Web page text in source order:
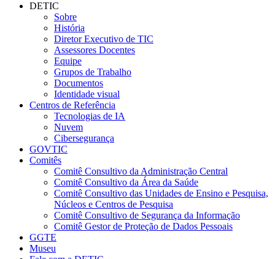
DETIC
Sobre
História
Diretor Executivo de TIC
Assessores Docentes
Equipe
Grupos de Trabalho
Documentos
Identidade visual
Centros de Referência
Tecnologias de IA
Nuvem
Cibersegurança
GOVTIC
Comitês
Comitê Consultivo da Administração Central
Comitê Consultivo da Área da Saúde
Comitê Consultivo das Unidades de Ensino e Pesquisa,
Núcleos e Centros de Pesquisa
Comitê Consultivo de Segurança da Informação
Comitê Gestor de Proteção de Dados Pessoais
GGTE
Museu